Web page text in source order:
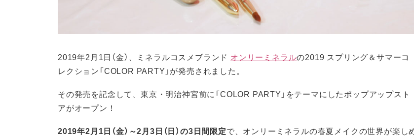
2019年2月1日（金）、ミネラルコスメブランド オンリーミネラルの2019 スプリング＆サマーコ
レクション「COLOR PARTY」が発売されました。
その発売を記念して、東京・明治神宮前に「COLOR PARTY」をテーマにしたポップアップスト
アがオープン！
2019年2月1日（金）～2月3日（日）の3日間限定で、オンリーミネラルの春夏メイクの世界が楽し